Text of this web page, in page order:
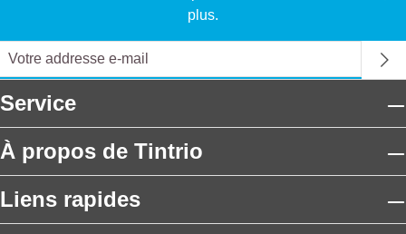
plus.
Service
À propos de Tintrio
Liens rapides